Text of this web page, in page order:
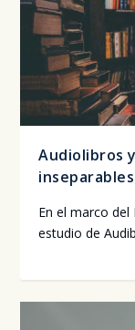
Audiolibros
En el mar­co
estu­dio de